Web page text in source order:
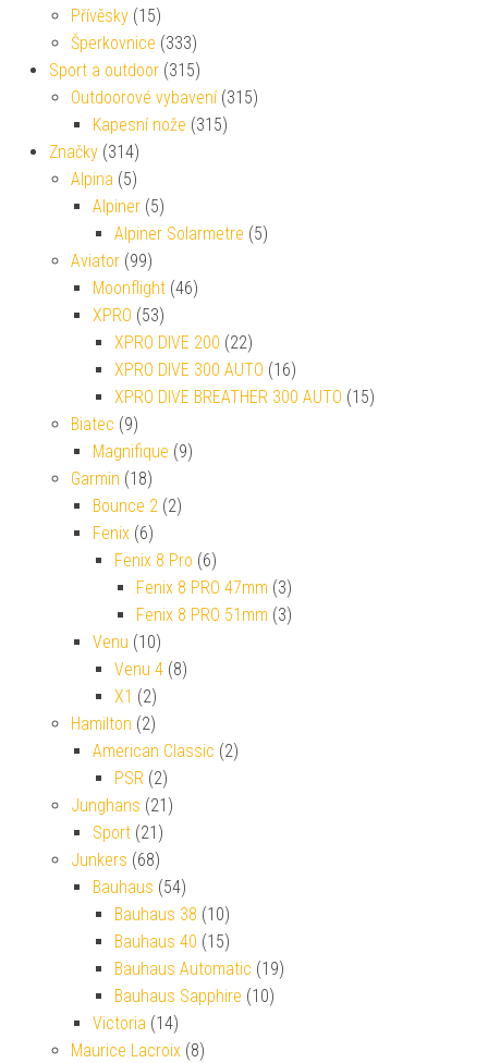
Přívěsky (15)
Šperkovnice (333)
Sport a outdoor (315)
Outdoorové vybavení (315)
Kapesní nože (315)
Značky (314)
Alpina (5)
Alpiner (5)
Alpiner Solarmetre (5)
Aviator (99)
Moonflight (46)
XPRO (53)
XPRO DIVE 200 (22)
XPRO DIVE 300 AUTO (16)
XPRO DIVE BREATHER 300 AUTO (15)
Biatec (9)
Magnifique (9)
Garmin (18)
Bounce 2 (2)
Fenix (6)
Fenix 8 Pro (6)
Fenix 8 PRO 47mm (3)
Fenix 8 PRO 51mm (3)
Venu (10)
Venu 4 (8)
X1 (2)
Hamilton (2)
American Classic (2)
PSR (2)
Junghans (21)
Sport (21)
Junkers (68)
Bauhaus (54)
Bauhaus 38 (10)
Bauhaus 40 (15)
Bauhaus Automatic (19)
Bauhaus Sapphire (10)
Victoria (14)
Maurice Lacroix (8)